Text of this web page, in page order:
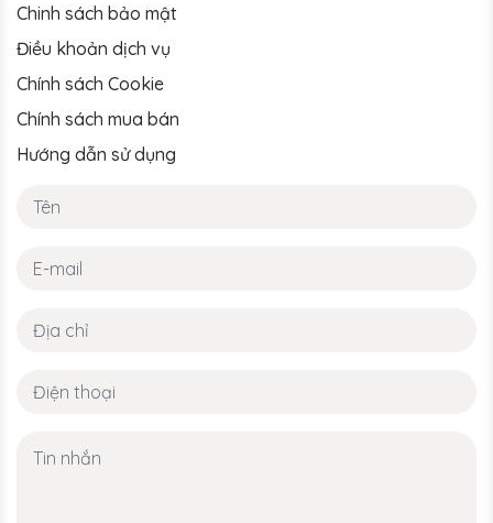
Chinh sách bảo mật
Điều khoản dịch vụ
Chính sách Cookie
Chính sách mua bán
Hướng dẫn sử dụng